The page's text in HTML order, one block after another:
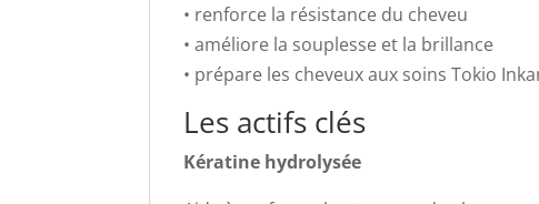
• renforce la résistance du cheveu
• améliore la souplesse et la brillance
• prépare les cheveux aux soins Tokio
Les actifs clés
Kératine hydrolysée